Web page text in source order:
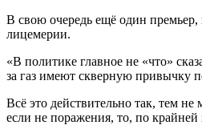
В свою очередь ещё один
лицемерии.
«В политике главное не «что»
за газ имеют скверную привычку
Всё это действительно так, тем
если не поражения, то, по крайней